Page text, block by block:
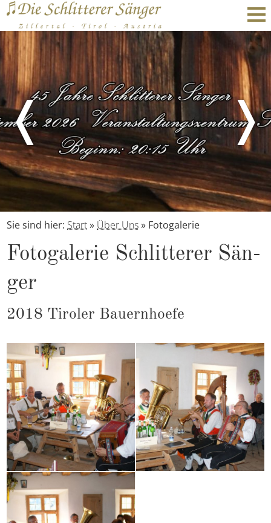
❬ ❭
Sie sind hier: Start» Über Uns» Fotogalerie
Fo­to­ga­le­rie Schlit­te­rer Sän­
ger
2018 Ti­ro­ler Bau­ern­hoefe